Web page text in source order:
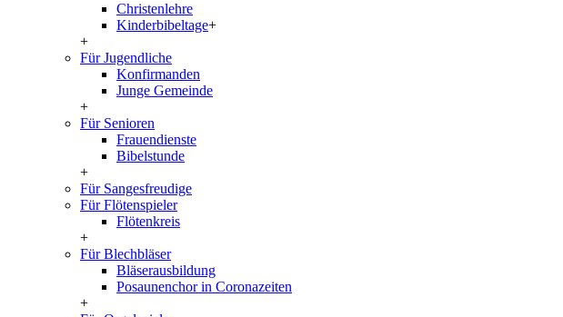
Christenlehre
Kinderbibeltage+
+
Für Jugendliche
Konfirmanden
Junge Gemeinde
+
Für Senioren
Frauendienste
Bibelstunde
+
Für Sangesfreudige
Für Flötenspieler
Flötenkreis
+
Für Blechbläser
Bläserausbildung
Posaunenchor in Coronazeiten
+